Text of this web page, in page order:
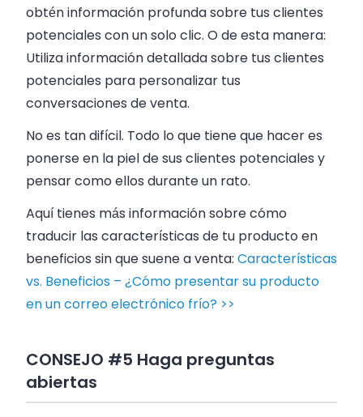
obtén información profunda sobre tus clientes
potenciales con un solo clic. O de esta manera:
Utiliza información detallada sobre tus clientes
potenciales para personalizar tus
conversaciones de venta.
No es tan difícil. Todo lo que tiene que hacer es
ponerse en la piel de sus clientes potenciales y
pensar como ellos durante un rato.
Aquí tienes más información sobre cómo
traducir las características de tu producto en
beneficios sin que suene a venta: Características
vs. Beneficios – ¿Cómo presentar su producto
en un correo electrónico frío? >>
CONSEJO #5 Haga preguntas
abiertas